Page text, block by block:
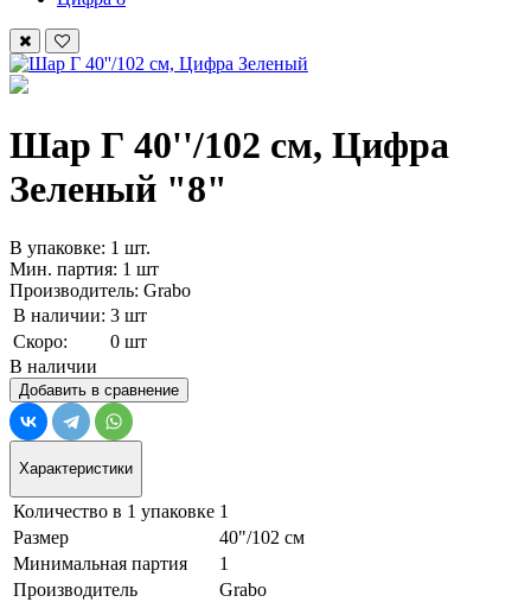
Шар Г 40''/102 см, Цифра
Зеленый "8"
В упаковке: 1 шт.
Мин. партия: 1 шт
Производитель: Grabo
В наличии: 3 шт
Скоро:
0 шт
В наличии
Добавить в сравнение
Характеристики
Количество в 1 упаковке 1
Размер
40"/102 см
Минимальная партия
1
Производитель
Grabo